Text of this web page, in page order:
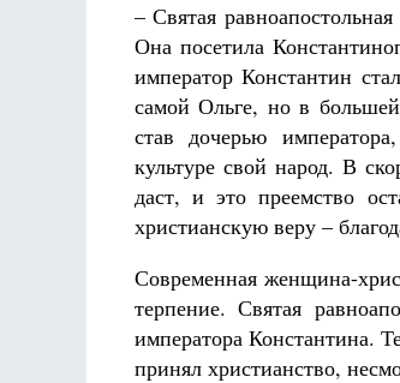
– Святая
Она посетила
император Константин
самой Ольге, но в большей
став дочерью
культуре свой народ. В
даст, и это преемство
христианскую веру –
Современная женщина-
терпение. Святая
императора Константина.
принял христианство,